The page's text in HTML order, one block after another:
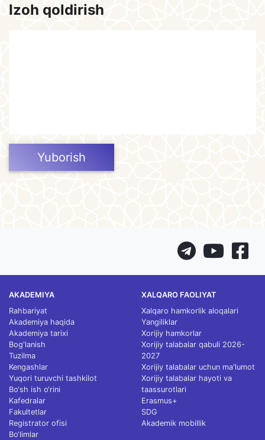
Izoh qoldirish
Yuborish
AKADEMIYA
Rahbariyat
Akademiya haqida
Akademiya tarixi
Bog'lanish
Tuzilma
Kengashlar
Yuqori turuvchi tashkilot
Bo‘sh ish o‘rini
Kafedralar
Fakultetlar
Registrator ofisi
Bo‘limlar
XALQARO FAOLIYAT
Xalqaro hamkorlik aloqalari
Yangiliklar
Xorijiy hamkorlar
Xorijiy talabalar qabuli 2026-
2027
Xorijiy talabalar uchun ma'lumot
Xorijiy talabalar hayoti va
taassurotlari
Erasmus+
SDG
Akademik mobillik